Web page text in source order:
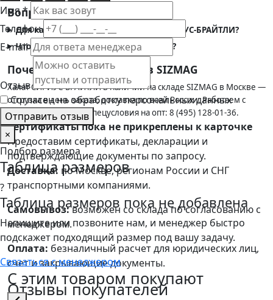
Вопросы и ответы
Для какой сферы подходит халат СИРИУС-БРАЙТЛИ?
Что означает защитное свойство Ми?
Почему выгодно купить в SIZMAG
Халат СИРИУС-БРАЙТЛИ в наличии на складе SIZMAG в Москве —
отгрузка в день заказа, доставка по всей России. Работаем с
юрлицами по счёту, спецусловия на опт: 8 (495) 128-01-36.
Сертификаты пока не прикреплены к карточке
Предоставим сертификаты, декларации и
подтверждающие документы по запросу.
Доставка: по Москве, регионам России и СНГ
транспортными компаниями.
Самовывоз:возможен со склада по согласованию с
менеджером.
Оплата: безналичный расчет для юридических лиц,
счет и закрывающие документы.
Отзывы покупателей
Имя *
Телефон
E-mail
Отзыв
Согласен на обработку персональных данных
Отправить отзыв
×
Подбор размера
Таблица размеров
?
Таблица размеров пока не добавлена
Напишите или позвоните нам, и менеджер быстро
подскажет подходящий размер под вашу задачу.
Связаться с менеджером
С этим товаром покупают